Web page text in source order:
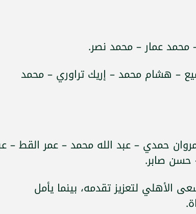
عمار – محمد نصر.
– هشام محمد – إريك تراوري – محمد
حمدي – عبد الله محمد – عمر القط –
حسن صابر.
الأهلي لتعزيز تقدمه، بينما يأمل